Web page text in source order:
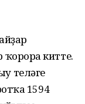
китте.
теләге
1594